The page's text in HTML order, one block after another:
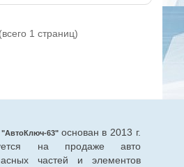
1 страниц)
"АвтоКлюч-63" основан в 2013 г.
на продаже авто
частей и элементов